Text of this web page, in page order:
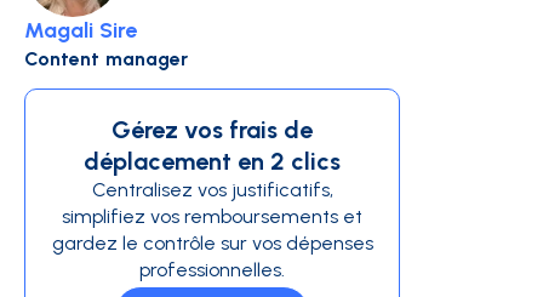
Magali Sire
Content manager
Gérez vos frais de
déplacement en 2 clics
Centralisez vos justificatifs,
simplifiez vos remboursements et
gardez le contrôle sur vos dépenses
professionnelles.